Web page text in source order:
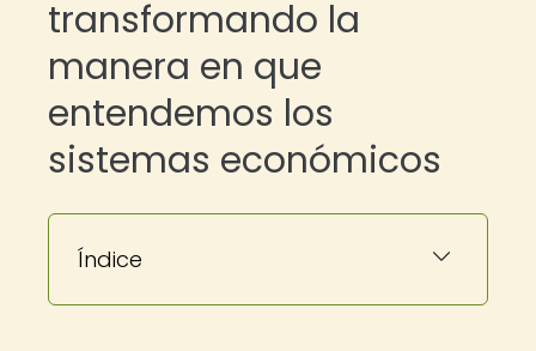
transformando la
manera en que
entendemos los
sistemas económicos
Índice